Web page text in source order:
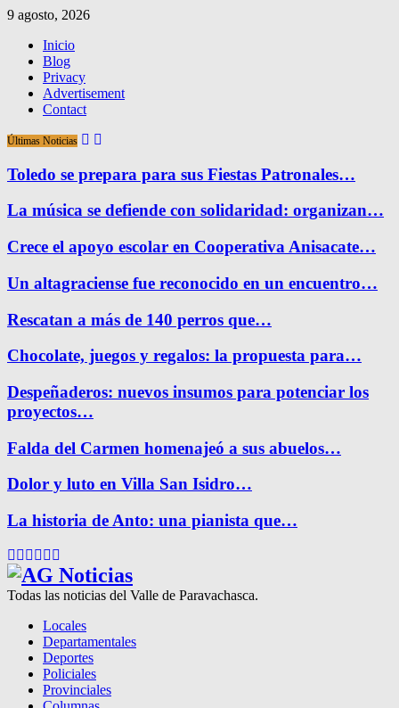
9 agosto, 2026
Inicio
Blog
Privacy
Advertisement
Contact
Últimas Noticias
Toledo se prepara para sus Fiestas Patronales…
La música se defiende con solidaridad: organizan…
Crece el apoyo escolar en Cooperativa Anisacate…
Un altagraciense fue reconocido en un encuentro…
Rescatan a más de 140 perros que…
Chocolate, juegos y regalos: la propuesta para…
Despeñaderos: nuevos insumos para potenciar los
proyectos…
Falda del Carmen homenajeó a sus abuelos…
Dolor y luto en Villa San Isidro…
La historia de Anto: una pianista que…
Facebook
Twitter
Instagram
Pinterest
Google
Todas las noticias del Valle de Paravachasca.
Locales
Departamentales
Deportes
Policiales
Provinciales